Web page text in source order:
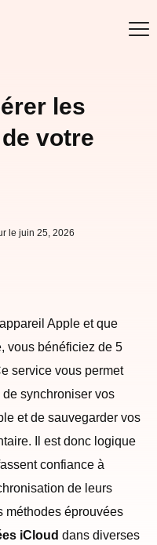
les
votre
le juin 25, 2026
Apple et que
vous bénéficiez de 5
service vous permet
synchroniser vos
et de sauvegarder vos
Il est donc logique
confiance à
de leurs
méthodes éprouvées
iCloud dans diverses